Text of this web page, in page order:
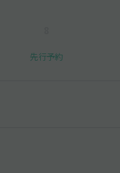
先行予約